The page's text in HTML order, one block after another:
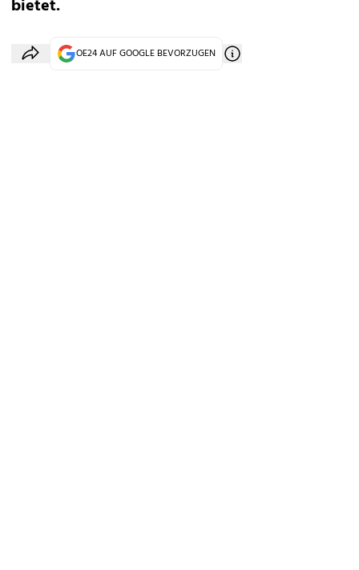
bietet.
OE24 AUF GOOGLE BEVORZUGEN